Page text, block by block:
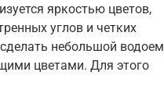
яркостью цветов,
углов и четких
небольшой водоем
цветами. Для этого